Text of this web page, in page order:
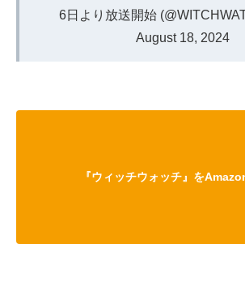
6日より放送開始
August 18, 2024
『ウィッチウォッチ』を